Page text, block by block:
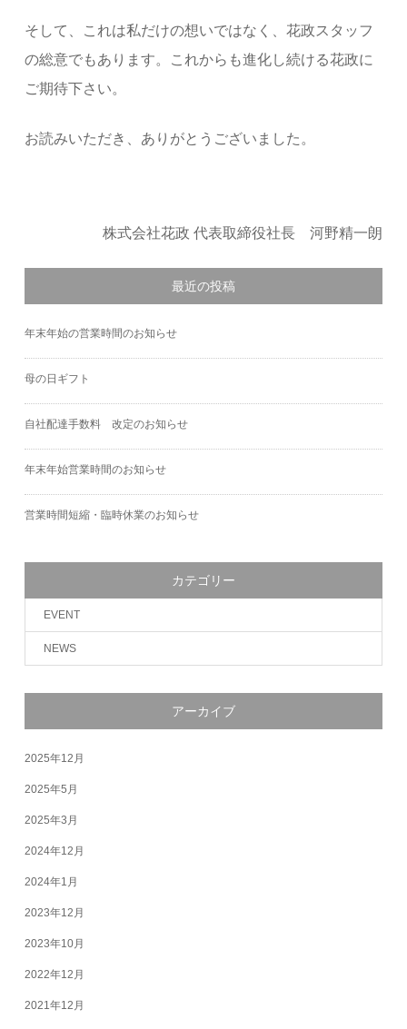
そして、これは私だけの想いではなく、花政スタッフ
の総意でもあります。これからも進化し続ける花政に
ご期待下さい。
お読みいただき、ありがとうございました。
株式会社花政 代表取締役社長 河野精一朗
最近の投稿
年末年始の営業時間のお知らせ
母の日ギフト
自社配達手数料 改定のお知らせ
年末年始営業時間のお知らせ
営業時間短縮・臨時休業のお知らせ
カテゴリー
EVENT
NEWS
アーカイブ
2025年12月
2025年5月
2025年3月
2024年12月
2024年1月
2023年12月
2023年10月
2022年12月
2021年12月